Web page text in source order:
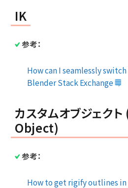
IK
参考：
How can I seamlessly
Blender Stack Exchange
カスタムオブジェク
Object)
参考：
How to get rigify outlines